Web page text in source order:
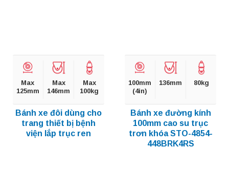
Max
125mm
Max
146mm
Max
100kg
Bánh xe đôi dùng cho
trang thiết bị bệnh
viện lắp trục ren
100mm
(4in)
136mm 80kg
Bánh xe đường kính
100mm cao su trục
trơn khóa STO-4854-
448BRK4RS